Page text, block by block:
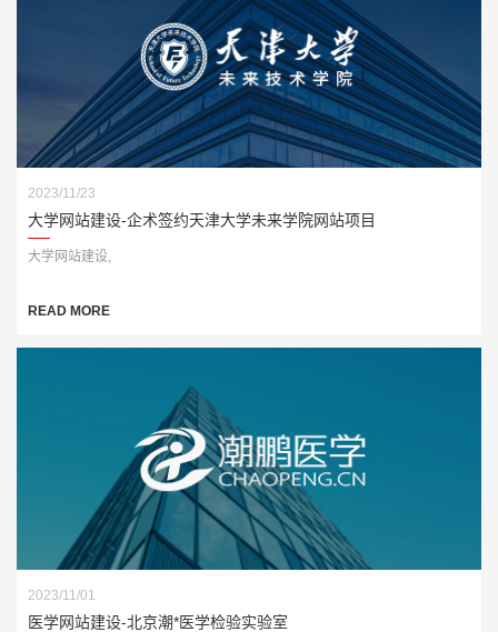
2023/11/23
大学网站建设-企术签约天津大学未来学院网站项目
大学网站建设,
READ MORE
2023/11/01
医学网站建设-北京潮*医学检验实验室